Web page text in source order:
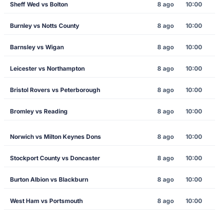
Sheff Wed vs Bolton 8 ago 10:00
Burnley vs Notts County 8 ago 10:00
Barnsley vs Wigan 8 ago 10:00
Leicester vs Northampton 8 ago 10:00
Bristol Rovers vs Peterborough 8 ago 10:00
Bromley vs Reading 8 ago 10:00
Norwich vs Milton Keynes Dons 8 ago 10:00
Stockport County vs Doncaster 8 ago 10:00
Burton Albion vs Blackburn 8 ago 10:00
West Ham vs Portsmouth 8 ago 10:00